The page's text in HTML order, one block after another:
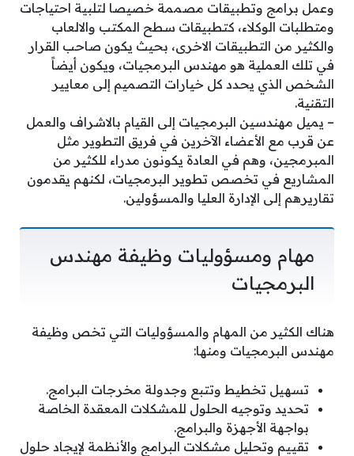
وعمل برامج وتطبيقات مصممة خصيصا لتلبية احتياجات
ومتطلبات الوكلاء، كتطبيقات سطح المكتب والالعاب
والكثير من التطبيقات الاخرى، بحيث يكون صاحب القرار
في تلك العملية هو مهندس البرمجيات، ويكون أيضاً
الشخص الذي يحدد كل خيارات التصميم إلى معايير
التقنية.
– يميل مهندسين البرمجيات إلى القيام بالاشراف والعمل
عن قرب مع الأعضاء الآخرين في فريق التطوير مثل
المبرمجين، وهم في العادة يكونون مدراء للكثير من
المشاريع في تخصص تطوير البرمجيات، لكنهم يقدمون
تقاريرهم إلى الإدارة العليا والمسؤولين.
مهام ومسؤوليات وظيفة مهندس
البرمجيات
هناك الكثير من المهام والمسؤوليات التي تخص وظيفة
مهندس البرمجيات ومنها:
تسهيل تخطيط وتتبع وجدولة مخرجات البرامج.
تحديد وتوجيه الحلول للمشكلات المعقدة الخاصة
بواجهة الأجهزة والبرامج.
تقييم وتحليل مشكلات البرامج والأنظمة لإيجاد حلول